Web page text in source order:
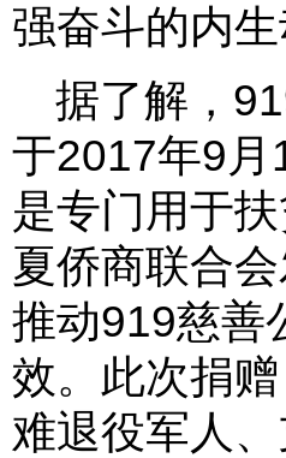
强奋斗的内
据了解，
于2017年9月
是专门用于
夏侨商联合
推动919慈善
效。此次捐
难退役军人